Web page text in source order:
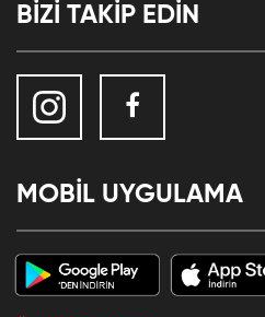
BİZİ TAKİP EDİN
MOBİL UYGULAMA